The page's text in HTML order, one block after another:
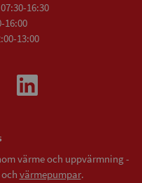
16:30
16:00
13:00
värme och uppvärmning -
värmepumpar.